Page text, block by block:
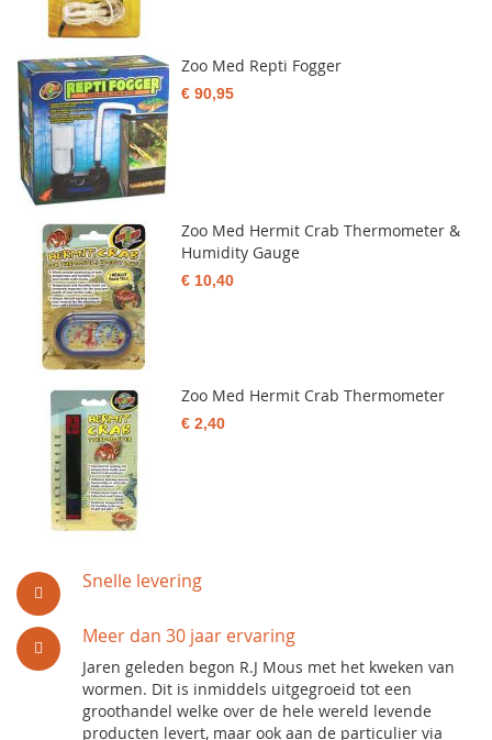
Snelle levering
Meer dan 30 jaar ervaring
Jaren geleden begon R.J Mous met het kweken van
wormen. Dit is inmiddels uitgegroeid tot een
groothandel welke over de hele wereld levende
producten levert, maar ook aan de particulier via
Zoo Med Repti Fogger
€ 90,95
Zoo Med Hermit Crab Thermometer &
Humidity Gauge
€ 10,40
Zoo Med Hermit Crab Thermometer
€ 2,40